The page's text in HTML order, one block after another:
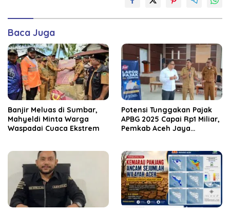
Baca Juga
Banjir Meluas di Sumbar,
Mahyeldi Minta Warga
Waspadai Cuaca Ekstrem
Potensi Tunggakan Pajak
APBG 2025 Capai Rp1 Miliar,
Pemkab Aceh Jaya